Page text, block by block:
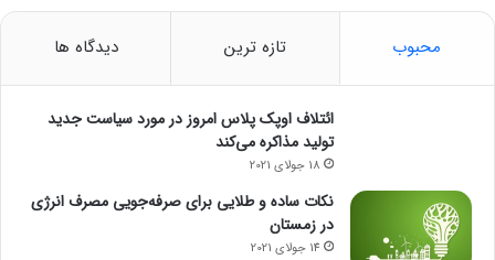
محبوب تازه ترین دیدگاه ها
ائتلاف اوپک پلاس امروز در مورد سیاست جدید
تولید مذاکره می‌کند
18 جولای 2021
نکات ساده و طلایی برای صرفه‌جویی مصرف انرژی
در زمستان
14 جولای 2021